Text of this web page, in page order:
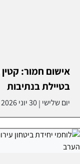
אישום חמור:
בטיילת בנתיבות
יום שלישי |30 יוני 2026